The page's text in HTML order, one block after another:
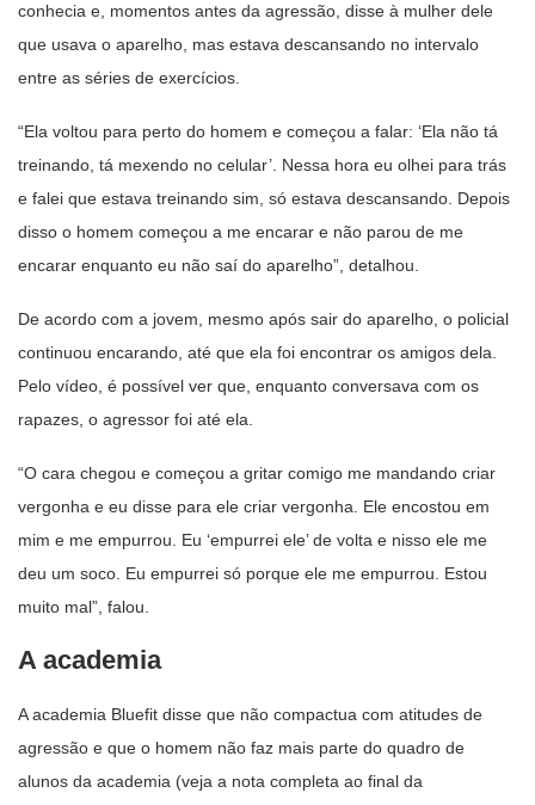
conhecia e, momentos antes da agressão, disse à mulher dele
que usava o aparelho, mas estava descansando no intervalo
entre as séries de exercícios.
“Ela voltou para perto do homem e começou a falar: ‘Ela não tá
treinando, tá mexendo no celular’. Nessa hora eu olhei para trás
e falei que estava treinando sim, só estava descansando. Depois
disso o homem começou a me encarar e não parou de me
encarar enquanto eu não saí do aparelho”, detalhou.
De acordo com a jovem, mesmo após sair do aparelho, o policial
continuou encarando, até que ela foi encontrar os amigos dela.
Pelo vídeo, é possível ver que, enquanto conversava com os
rapazes, o agressor foi até ela.
“O cara chegou e começou a gritar comigo me mandando criar
vergonha e eu disse para ele criar vergonha. Ele encostou em
mim e me empurrou. Eu ‘empurrei ele’ de volta e nisso ele me
deu um soco. Eu empurrei só porque ele me empurrou. Estou
muito mal”, falou.
A academia
A academia Bluefit disse que não compactua com atitudes de
agressão e que o homem não faz mais parte do quadro de
alunos da academia (veja a nota completa ao final da